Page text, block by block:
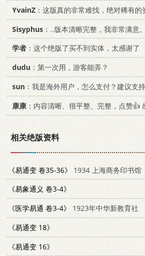
YvainZ ：这版真的非常难找，绝对稀有的
Sisyphus ：..版本清晰完整，我非常满意。又及
学者 ：这个绝版了买不到实体，太感谢了
dudu ：第一次用，游客能弄？
sun ：我是海外用户，怎么支付？建议支
康康 ：内容清晰、很平整、完整，点赞👍
相关绝版资料
《易通变 卷35-36》
1934 上海商务印书馆
《易象通义 卷3-4》
《医学易通 卷3-4》
1923年中华新教育社
《易通变 18》
《易通变 16》